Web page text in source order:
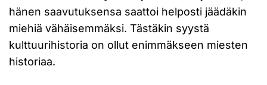
hänen saavutuksensa saattoi helposti jäädäkin
miehiä vähäisemmäksi. Tästäkin syystä
kulttuurihistoria on ollut enimmäkseen miesten
historiaa.